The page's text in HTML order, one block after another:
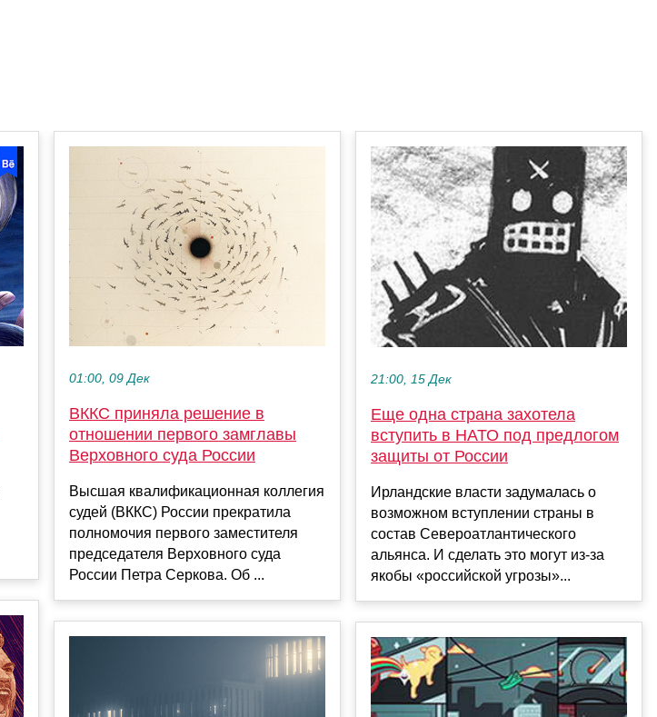
01:00, 09 Дек
ВККС приняла решение в
отношении первого замглавы
Верховного суда России
Высшая квалификационная коллегия
судей (ВККС) России прекратила
полномочия первого заместителя
председателя Верховного суда
России Петра Серкова. Об ...
21:00, 15 Дек
Еще одна страна захотела
вступить в НАТО под предлогом
защиты от России
Ирландские власти задумалась о
возможном вступлении страны в
состав Североатлантического
альянса. И сделать это могут из-за
якобы «российской угрозы»...